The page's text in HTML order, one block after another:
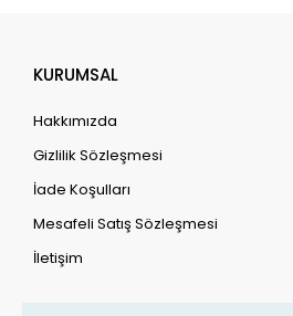
KURUMSAL
Hakkımızda
Gizlilik Sözleşmesi
İade Koşulları
Mesafeli Satış Sözleşmesi
İletişim